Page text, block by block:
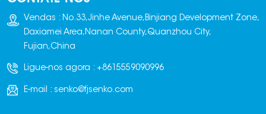
empilhadeira. Isso
elimina a
necessidade de giro
mão de obra, evita
acidentes e protege
Vendas : No.33,Jinhe Avenue,Binjiang Development Zone,
Daxiamei Area,Nanan County,Quanzhou City,
Fujian,China
Ligue-nos agora : +8615559090996
E-mail : senko@fjsenko.com